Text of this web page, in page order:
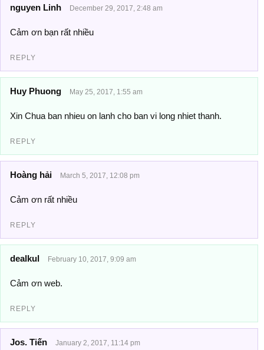
nguyen Linh December 29, 2017, 2:48 am
Cảm ơn bạn rất nhiều
REPLY
Huy Phuong May 25, 2017, 1:55 am
Xin Chua ban nhieu on lanh cho ban vi long nhiet thanh.
REPLY
Hoàng hải March 5, 2017, 12:08 pm
Cảm ơn rất nhiều
REPLY
dealkul February 10, 2017, 9:09 am
Cảm ơn web.
REPLY
Jos. Tiến January 2, 2017, 11:14 pm